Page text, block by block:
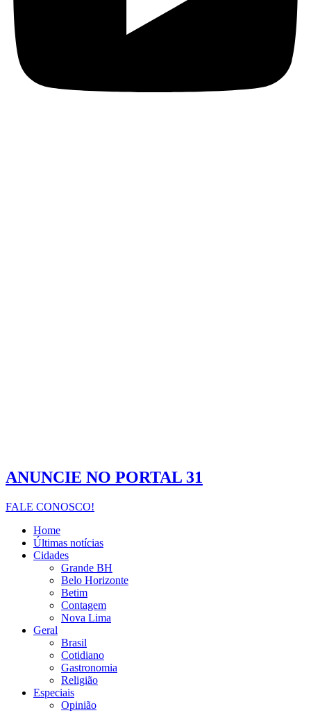
ANUNCIE NO PORTAL 31
FALE CONOSCO!
Home
Últimas notícias
Cidades
Grande BH
Belo Horizonte
Betim
Contagem
Nova Lima
Geral
Brasil
Cotidiano
Gastronomia
Religião
Especiais
Opinião